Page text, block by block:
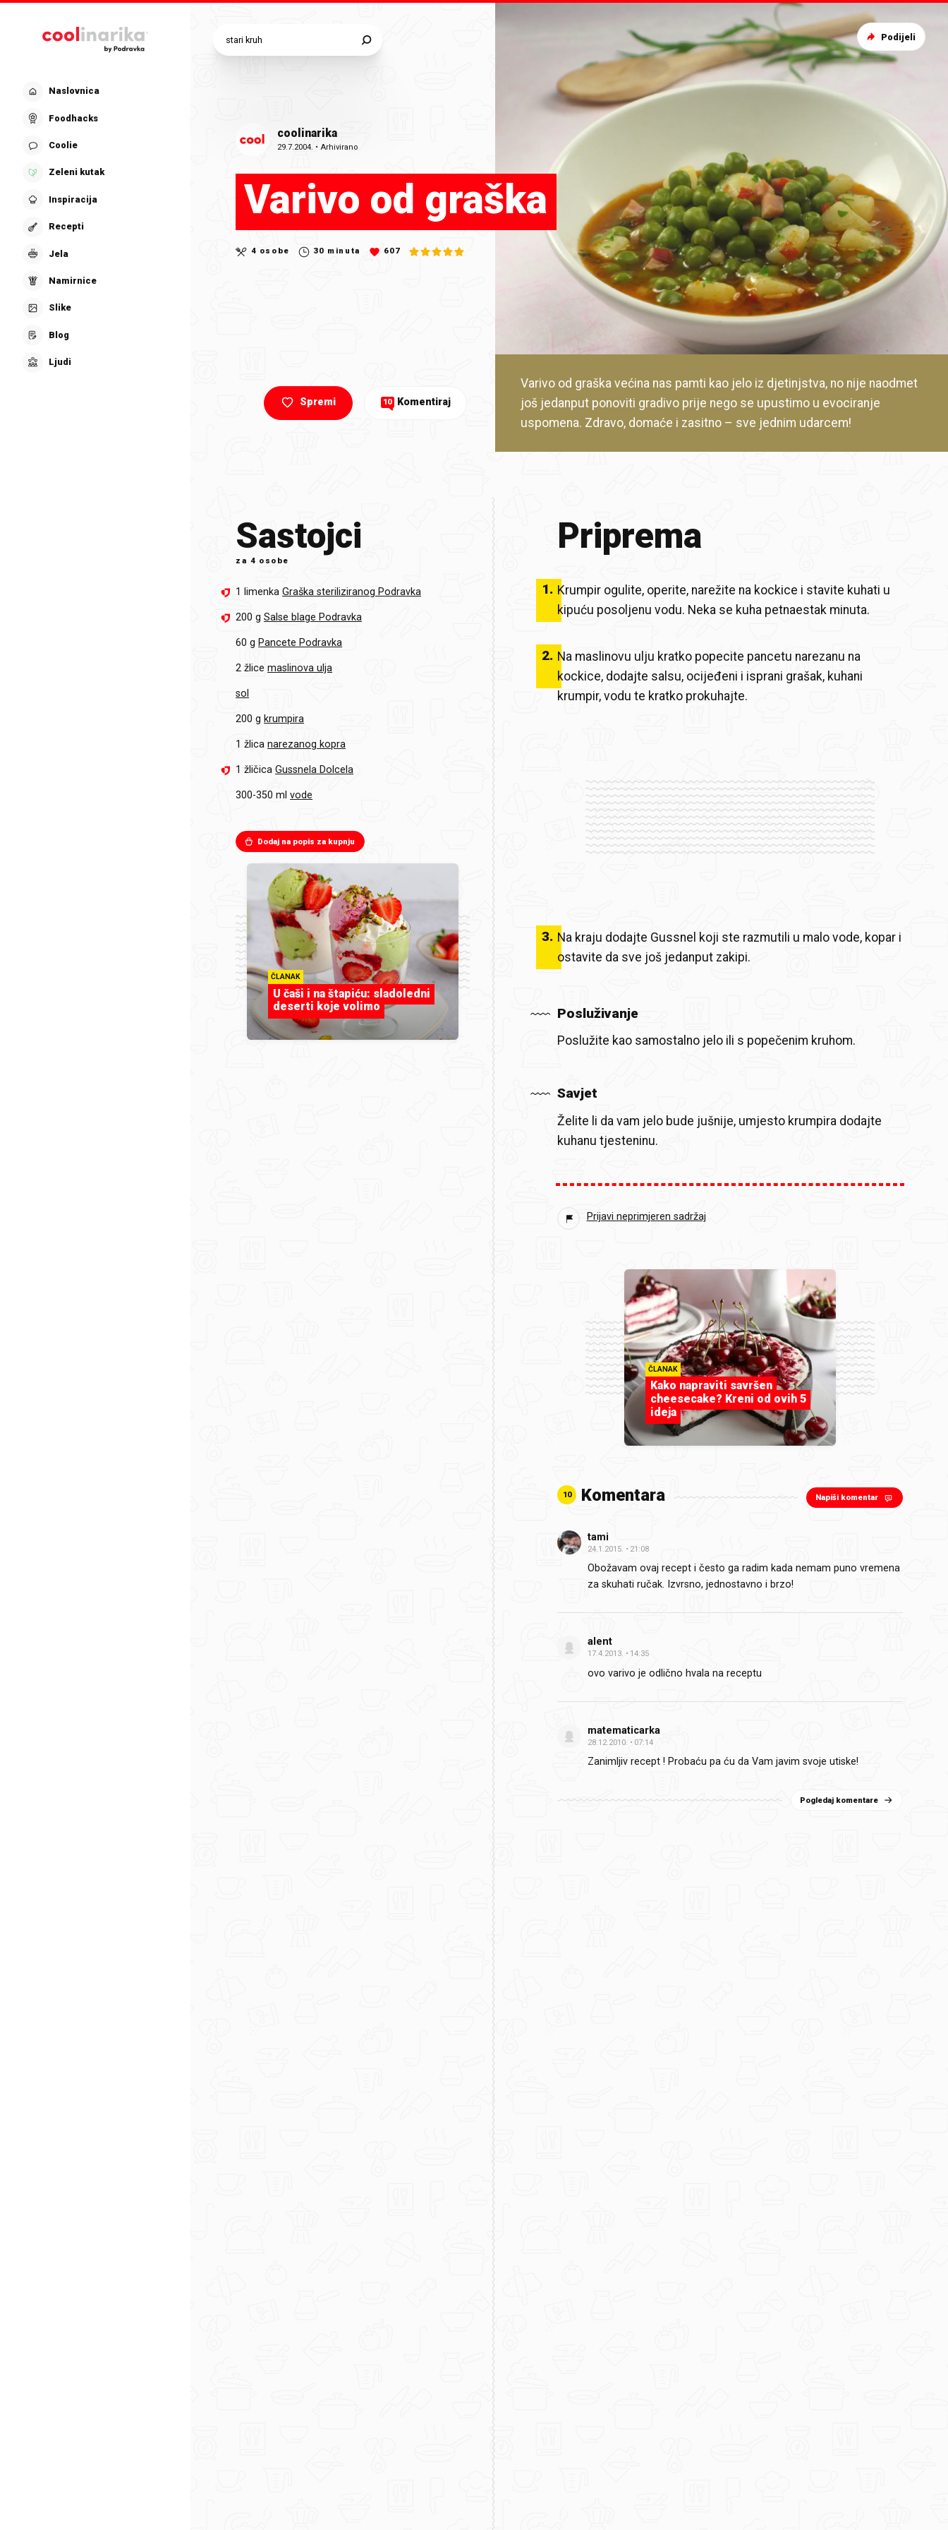
Naslovnica
Foodhacks
Coolie
Zeleni kutak
Inspiracija
Recepti
Jela
Namirnice
Slike
Blog
Ljudi
coolinarika
29.7.2004. •Arhivirano
Varivo od graška
4 osobe 30 minuta 607
Varivo od graška većina nas pamti kao jelo iz djetinjstva, no nije naodmet
još jedanput ponoviti gradivo prije nego se upustimo u evociranje
uspomena. Zdravo, domaće i zasitno – sve jednim udarcem!
Spremi 10 Komentiraj
Podijeli
Sastojci
za 4 osobe
1 limenka Graška steriliziranog Podravka
200 g Salse blage Podravka
60 g Pancete Podravka
2 žlice maslinova ulja
sol
200 g krumpira
1 žlica narezanog kopra
1 žličica Gussnela Dolcela
300-350 ml vode
Dodaj na popis za kupnju
ČLANAK
U čaši i na štapiću: sladoledni
deserti koje volimo
Priprema
1. Krumpir ogulite, operite, narežite na kockice i stavite kuhati u
kipuću posoljenu vodu. Neka se kuha petnaestak minuta.
2. Na maslinovu ulju kratko popecite pancetu narezanu na
kockice, dodajte salsu, ocijeđeni i isprani grašak, kuhani
krumpir, vodu te kratko prokuhajte.
3. Na kraju dodajte Gussnel koji ste razmutili u malo vode, kopar i
ostavite da sve još jedanput zakipi.
Posluživanje
Poslužite kao samostalno jelo ili s popečenim kruhom.
Savjet
Želite li da vam jelo bude jušnije, umjesto krumpira dodajte
kuhanu tjesteninu.
Prijavi neprimjeren sadržaj
ČLANAK
Kako napraviti savršen
cheesecake? Kreni od ovih 5
ideja
10 Komentara Napiši komentar
tami
24.1.2015. 21:08
Obožavam ovaj recept i često ga radim kada nemam puno vremena
za skuhati ručak. Izvrsno, jednostavno i brzo!
alent
17.4.2013. 14:35
ovo varivo je odlično hvala na receptu
matematicarka
28.12.2010. 07:14
Zanimljiv recept ! Probaću pa ću da Vam javim svoje utiske!
Pogledaj komentare